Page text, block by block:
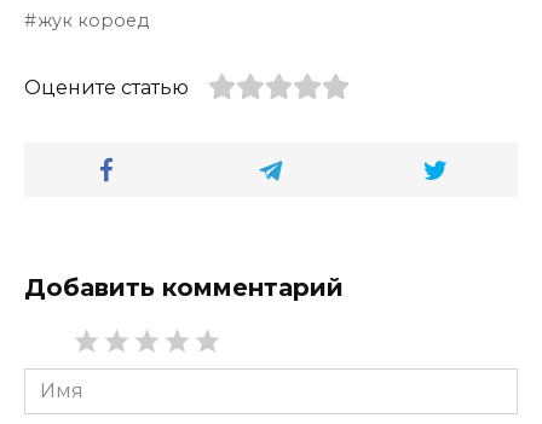
жук короед
Оцените статью
Добавить комментарий
Имя
*